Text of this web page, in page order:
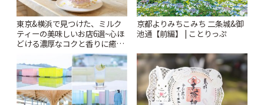
東京&横浜で見つけた、ミルク
ティーの美味しいお店6選~心ほ
どける濃厚なコクと香りに癒や
されるティータイム~ | ことりっ
ぷ
京都よりみちこみち 二条城&御
池通【前編】 | ことりっぷ